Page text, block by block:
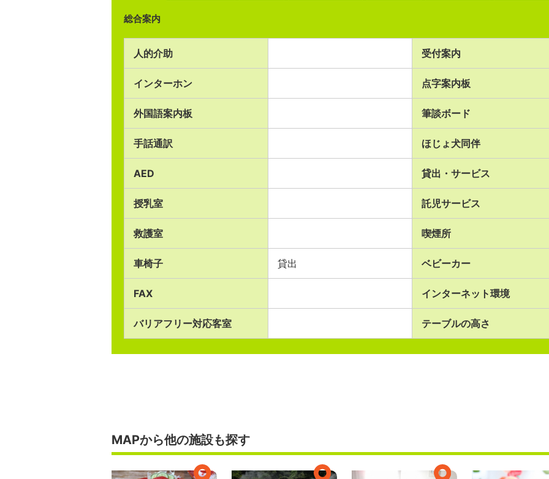
総合案内
人的介助 受付案内
インターホン 点字案内板
外国語案内板 筆談ボード
手話通訳 ほじょ犬同伴
AED 貸出・サービス
授乳室 託児サービス
救護室 喫煙所
車椅子 貸出 ベビーカー
FAX インターネット環境
バリアフリー対応客室 テーブルの高さ
MAPから他の施設も探す